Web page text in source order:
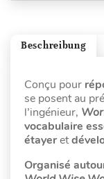
Beschreibung
Conçu pour
se posent au
l’ingénieur,
vocabulaire
étayeret
Organisé